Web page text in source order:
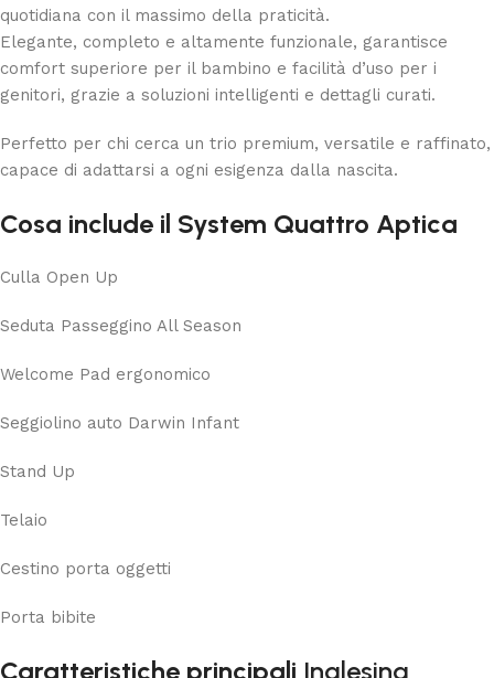
quotidiana con il massimo della praticità.
Elegante, completo e altamente funzionale, garantisce
comfort superiore per il bambino e facilità d’uso per i
genitori, grazie a soluzioni intelligenti e dettagli curati.
Perfetto per chi cerca un trio premium, versatile e raffinato,
capace di adattarsi a ogni esigenza dalla nascita.
Cosa include il System Quattro Aptica
Culla Open Up
Seduta Passeggino All Season
Welcome Pad ergonomico
Seggiolino auto Darwin Infant
Stand Up
Telaio
Cestino porta oggetti
Porta bibite
Caratteristiche principali Inglesina